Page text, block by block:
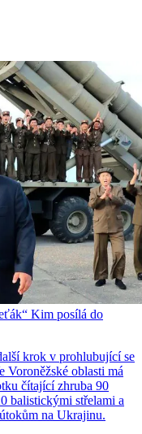
Kim posílá do
krok v prohlubující se
Voroněžské oblasti má
čítající zhruba 90
balistickými střelami a
na Ukrajinu.